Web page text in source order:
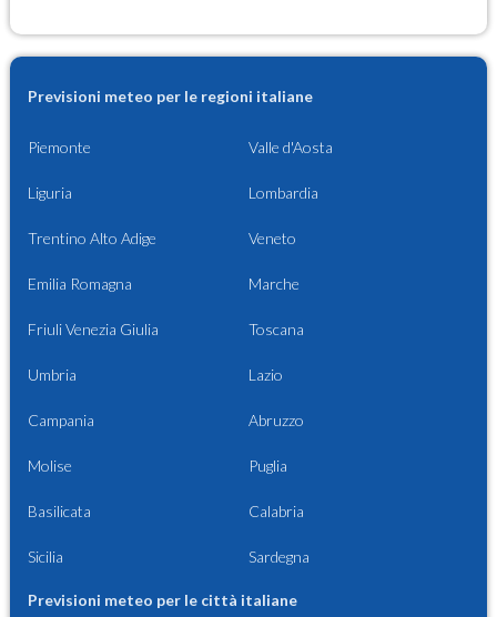
Previsioni meteo per le regioni italiane
Piemonte Valle d'Aosta
Liguria Lombardia
Trentino Alto Adige Veneto
Emilia Romagna Marche
Friuli Venezia Giulia Toscana
Umbria Lazio
Campania Abruzzo
Molise Puglia
Basilicata Calabria
Sicilia Sardegna
Previsioni meteo per le città italiane